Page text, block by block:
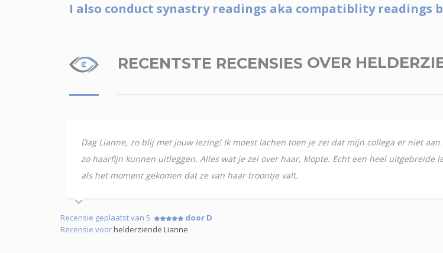
I also conduct synastry readings aka compatiblity readings
RECENTSTE RECENSIES OVER
Dag Lianne, zo blij met jouw lezing! Ik moest lachen toen je zei dat mijn collega er niet
zo haarfijn kunnen uitleggen. Alles wat je zei over haar, klopte. Echt een heel
als het moment gekomen dat ze van haar troontje valt.
Recensie geplaatst van 5
door D
Recensie voorhelderziende Lianne